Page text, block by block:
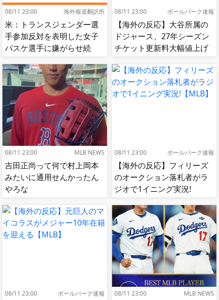
08/11 23:00 海外報道翻訳所
米：トランスジェンダー選
手参加反対を表明した女子
バスケ選手に嫌がらせ続
肘鉄を顔面に食らう[海外の
反応]
08/11 23:00 ボールパーク速報
【海外の反応】大谷所属の
ドジャース、27年シーズン
チケット更新料大幅値上げ
08/11 23:00 MLB NEWS
吉田正尚って何で村上岡本
みたいに通用せんかったん
やろな
08/11 23:00 ボールパーク速報
【海外の反応】フィリーズ
のオークション落札者がラ
ジオで1イニング実況!
08/11 23:00 ボールパーク速報 08/11 23:00 MLB NEWS